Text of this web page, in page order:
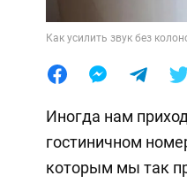
Как усилить звук без
Иногда нам
гостиничном
которым мы так